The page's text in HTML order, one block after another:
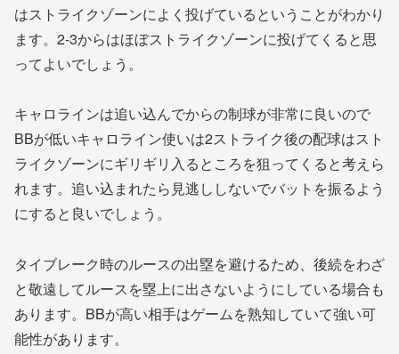
はストライクゾーンによく投げているということがわかり
ます。2-3からはほぼストライクゾーンに投げてくると思
ってよいでしょう。
キャロラインは追い込んでからの制球が非常に良いので
BBが低いキャロライン使いは2ストライク後の配球はスト
ライクゾーンにギリギリ入るところを狙ってくると考えら
れます。追い込まれたら見逃ししないでバットを振るよう
にすると良いでしょう。
タイブレーク時のルースの出塁を避けるため、後続をわざ
と敬遠してルースを塁上に出さないようにしている場合も
あります。BBが高い相手はゲームを熟知していて強い可
能性があります。